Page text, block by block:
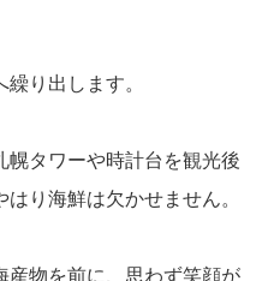
り出します。
タワーや時計台を観光後
り海鮮は欠かせません。
産物を前に、思わず笑顔が